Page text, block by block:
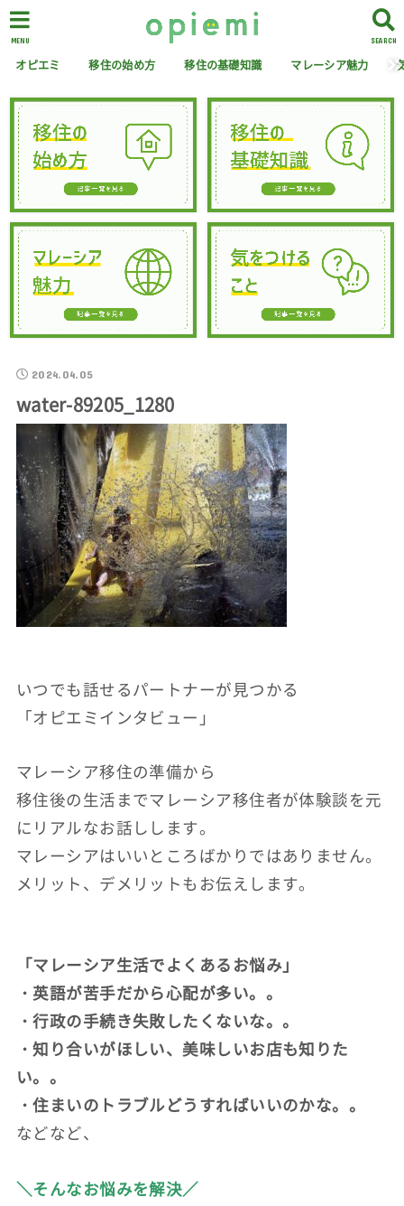
SEARCH
MENU
オピエミ 移住の始め方 移住の基礎知識 マレーシア魅力
2024.04.05
water-89205_1280
いつでも話せるパートナーが見つかる
「オピエミインタビュー」
マレーシア移住の準備から
移住後の生活までマレーシア移住者が体験談を元
にリアルなお話しします。
マレーシアはいいところばかりではありません。
メリット、デメリットもお伝えします。
「マレーシア生活でよくあるお悩み」
・英語が苦手だから心配が多い。。
・行政の手続き失敗したくないな。。
・知り合いがほしい、美味しいお店も知りた
い。。
・住まいのトラブルどうすればいいのかな。。
などなど、
＼そんなお悩みを解決／